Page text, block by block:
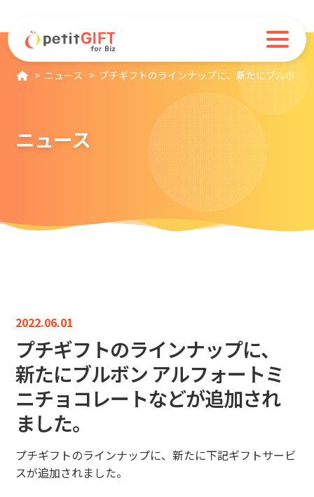
ニュース プチギフトのラインナップに、新たにブルボン
ニュース
2022.06.01
プチギフトのラインナップに、
新たにブルボン アルフォートミ
ニチョコレートなどが追加され
ました。
プチギフトのラインナップに、新たに下記ギフトサービ
スが追加されました。